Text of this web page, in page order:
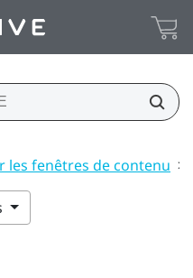
les fenêtres de contenu >